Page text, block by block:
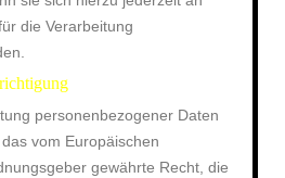
die Verarbeitung
personenbezogener Daten
vom Europäischen
gewährte Recht, die